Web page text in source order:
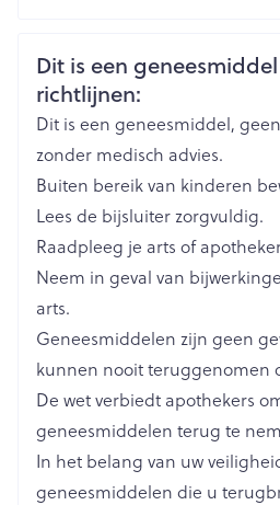
Organisaties
Merken Boiron
Breedte 17 mm
Lengte 65 mm
Diepte 15 mm
Hoeveelheid
Verpakking
4
Behoud
Veiligheidsinformatie
Dit is een
richtlijnen:
Dit is een geneesmiddel,
zonder medisch advies.
Buiten bereik van kinderen
Lees de bijsluiter zorgvuldig.
Raadpleeg je arts of
Neem in geval van
arts.
Geneesmiddelen zijn geen
kunnen nooit teruggenomen
De wet verbiedt apothekers
geneesmiddelen terug te
In het belang van uw
geneesmiddelen die u